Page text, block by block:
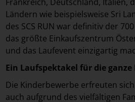
Ländern wie beispielsweise Sri
des SCS RUN war definitiv der
das größte Einkaufszentrum
und das Laufevent einzigartig
Ein Laufspektakel für die
Die Kinderbewerbe erfreuten
auch aufgrund des vielfältigen